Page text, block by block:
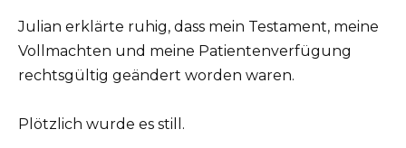
Julian erklärte ruhig, dass mein Testament, meine
Vollmachten und meine Patientenverfügung
rechtsgültig geändert worden waren.
Plötzlich wurde es still.